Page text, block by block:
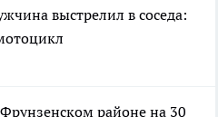
выстрелил в соседа:
районе на 30